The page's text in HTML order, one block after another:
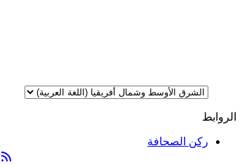
الروابط
ركن الصحافة